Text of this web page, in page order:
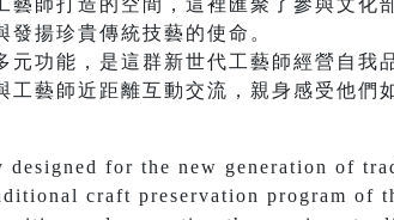
藝師打造的空間，這裡匯聚了參與文
揚珍貴傳統技藝的使命。
功能，是這群新世代工藝師經營自我
工藝師近距離互動交流，親身感受他們
for the new generation of
craft preservation program of